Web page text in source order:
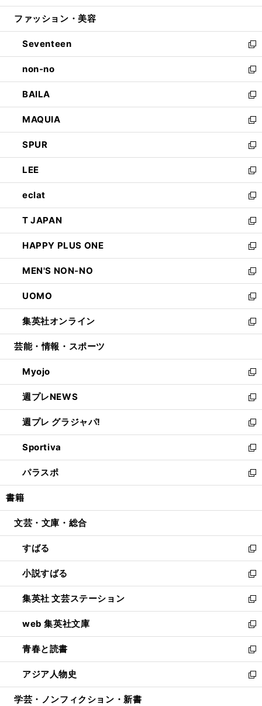
開
ウ
開
く
ン
ウ
で
開
く
ウ
ン
ド
ウ
で
開
く
ファッション・美容
Seventeen
新
し
い
ウ
ィ
ン
ド
ウ
で
開
く
non-no
新
し
い
ウ
ィ
ン
ド
ウ
で
開
く
BAILA
新
し
い
ウ
ィ
ン
ド
ウ
で
開
く
MAQUIA
新
し
い
ウ
ィ
ン
ド
ウ
で
開
く
SPUR
新
し
い
ウ
ィ
ン
ド
ウ
で
開
く
LEE
新
し
い
ウ
ィ
ン
ド
ウ
で
開
く
eclat
新
し
い
ウ
ィ
ン
ド
ウ
で
開
く
T JAPAN
新
し
い
ウ
ィ
ン
ド
ウ
で
開
HAPPY PLUS ONE
新
し
い
ウ
ィ
ン
ド
ウ
開
く
MEN'S NON-NO
新
し
い
ウ
ィ
ン
ウ
で
開
く
UOMO
新
し
い
ウ
ン
ド
ウ
で
開
く
集英社オンライン
新
し
ウ
ィ
ン
ド
ウ
で
開
く
芸能・情報・スポーツ
Myojo
新
し
い
ウ
ィ
ン
ド
ウ
で
開
週プレNEWS
新
し
い
ウ
ィ
ン
ド
ウ
開
週プレ グラジャパ!
新
し
い
ウ
ィ
ン
ウ
開
く
Sportiva
新
し
い
ウ
ン
ウ
で
開
く
パラスポ
新
し
ウ
ン
ド
ウ
で
開
く
書籍
文芸・文庫・総合
すばる
新
し
い
ウ
ィ
ン
ド
ウ
で
開
く
小説すばる
新
し
い
ウ
ィ
ン
ド
ウ
で
開
集英社 文芸ステーション
新
し
い
ウ
ィ
ン
ド
ウ
web 集英社文庫
新
し
い
ウ
ィ
ン
青春と読書
新
し
い
ウ
アジア人物史
新
し
学芸・ノンフィクション・新書